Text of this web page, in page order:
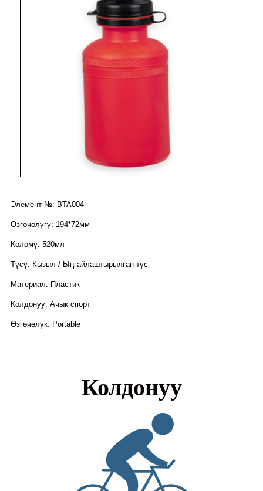
Элемент №: BTA004
Өзгөчөлүгү: 194*72мм
Көлөмү: 520мл
Түсү: Кызыл / Ыңгайлаштырылган түс
Материал: Пластик
Колдонуу: Ачык спорт
Өзгөчөлүк: Portable
Колдонуу